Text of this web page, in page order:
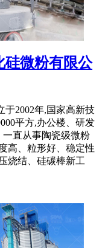
硅微粉有限公
于2002年,国家高新技
平方,办公楼、研发
一直从事陶瓷级微粉
高、粒形好、稳定性
烧结、硅碳棒新工